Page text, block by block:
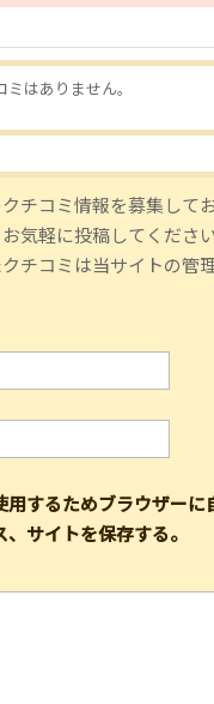
はありません。
チコミ情報を募集してお
気軽に投稿してくださ
チコミは当サイトの管
用するためブラウザーに
サイトを保存する。